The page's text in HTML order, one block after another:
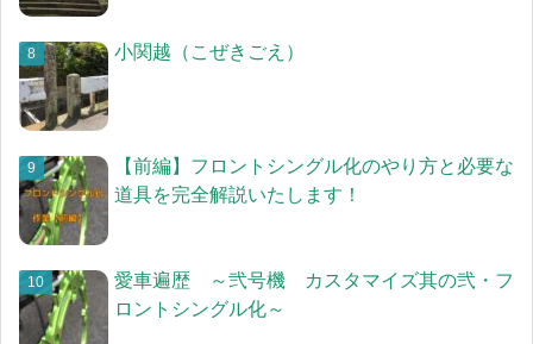
小関越（こぜきごえ）
【前編】フロントシングル化のやり方と必要な
道具を完全解説いたします！
愛車遍歴 ～弐号機 カスタマイズ其の弐・フ
ロントシングル化～